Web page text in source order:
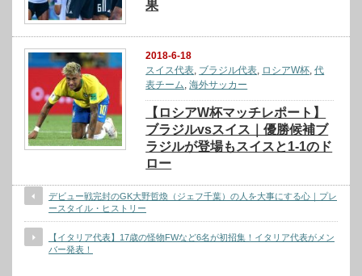
果
2018-6-18
スイス代表 ブラジル代表 ロシアW杯 ,代
表チーム ,海外サッカー
【ロシアW杯マッチレポート】
ブラジルvsスイス｜優勝候補ブ
ラジルが登場もスイスと1-1のド
ロー
デビュー戦完封のGK大野哲煥（ジェフ千葉）の人を大事にする心｜プレ
ースタイル・ヒストリー
【イタリア代表】17歳の怪物FWなど6名が初招集！イタリア代表がメン
バー発表！